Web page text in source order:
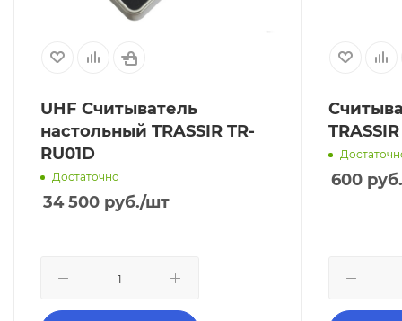
UHF Считыватель
настольный TRASSIR TR-
RU01D
Достаточно
34 500 руб./шт
600 руб.